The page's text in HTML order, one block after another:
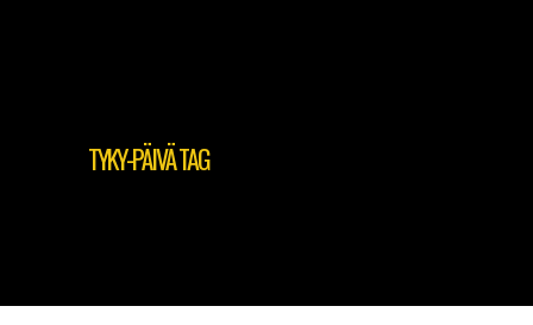
TYKY-PÄIVÄ TAG